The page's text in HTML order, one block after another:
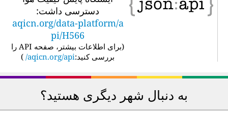
دسترسی داشت:
aqicn.org/data-platform/a
pi/H566
برای اطلاعات بیشتر، صفحه API را
بررسی کنید:aqicn.org/api/
)
به دنبال شهر دیگری هستید؟